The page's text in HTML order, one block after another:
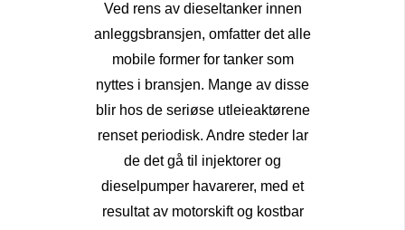
Ved rens av dieseltanker innen
anleggsbransjen, omfatter det alle
mobile former for tanker som
nyttes i bransjen. Mange av disse
blir hos de seriøse utleieaktørene
renset periodisk. Andre steder lar
de det gå til injektorer og
dieselpumper havarerer, med et
resultat av motorskift og kostbar